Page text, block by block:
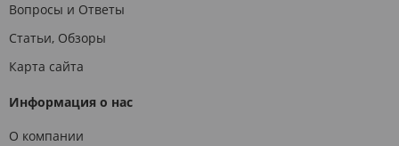
Вопросы и Ответы
Статьи, Обзоры
Карта сайта
Информация о нас
О компании